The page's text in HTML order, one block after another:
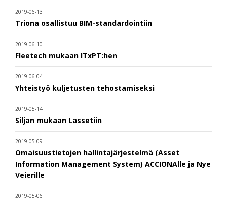
2019-06-13
Triona osallistuu BIM-standardointiin
2019-06-10
Fleetech mukaan ITxPT:hen
2019-06-04
Yhteistyö kuljetusten tehostamiseksi
2019-05-14
Siljan mukaan Lassetiin
2019-05-09
Omaisuustietojen hallintajärjestelmä (Asset
Information Management System) ACCIONAlle ja Nye
Veierille
2019-05-06